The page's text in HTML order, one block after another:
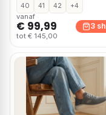
40 41 42
+4
vanaf
€ 99,99
tot € 145,00
3